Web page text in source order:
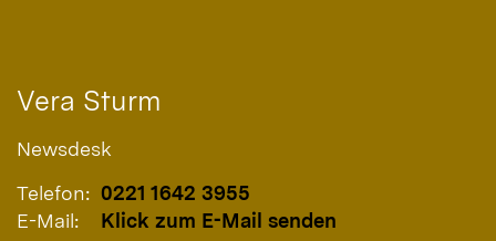
Vera Sturm
Newsdesk
Telefon: 0221 1642 3955
E-Mail:
Klick zum E-Mail senden